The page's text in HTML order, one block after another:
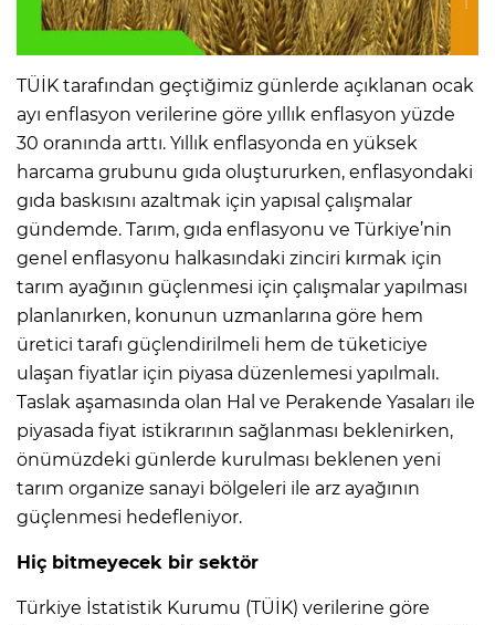
TÜİK tarafından geçtiğimiz günlerde açıklanan ocak
ayı enflasyon verilerine göre yıllık enflasyon yüzde
30 oranında arttı. Yıllık enflasyonda en yüksek
harcama grubunu gıda oluştururken, enflasyondaki
gıda baskısını azaltmak için yapısal çalışmalar
gündemde. Tarım, gıda enflasyonu ve Türkiye’nin
genel enflasyonu halkasındaki zinciri kırmak için
tarım ayağının güçlenmesi için çalışmalar yapılması
planlanırken, konunun uzmanlarına göre hem
üretici tarafı güçlendirilmeli hem de tüketiciye
ulaşan fiyatlar için piyasa düzenlemesi yapılmalı.
Taslak aşamasında olan Hal ve Perakende Yasaları ile
piyasada fiyat istikrarının sağlanması beklenirken,
önümüzdeki günlerde kurulması beklenen yeni
tarım organize sanayi bölgeleri ile arz ayağının
güçlenmesi hedefleniyor.
Hiç bitmeyecek bir sektör
Türkiye İstatistik Kurumu (TÜİK) verilerine göre